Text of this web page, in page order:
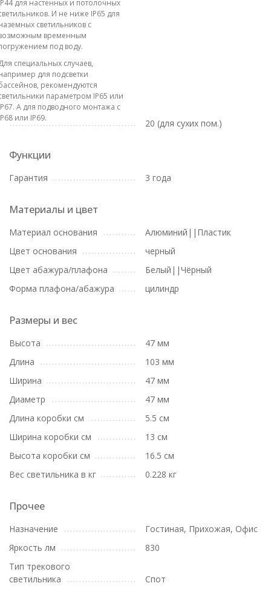
для настенных и потолочных
И не ниже IP65 для
светильников с
временным
под воду.
специальных случаев,
для подсветки
рекомендуются
параметром IP65 или
А для подводного монтажа с
или IP69.
20 (для сухих пом.)
Функции
Гарантия 3 года
Материалы и цвет
Материал основания
Алюминий||Пластик
Цвет основания
черный
Цвет абажура/плафона
Белый||Чёрный
Форма плафона/абажура
цилиндр
Размеры и вес
Высота
47 мм
Длина
103 мм
Ширина
47 мм
Диаметр
47 мм
Длина коробки см
5.5 см
Ширина коробки см
13 см
Высота коробки см
16.5 см
Вес светильника в кг
0.228 кг
Прочее
Назначение
Гостиная, Прихожая, Офис
Яркость лм
830
Тип трекового
светильника
Спот